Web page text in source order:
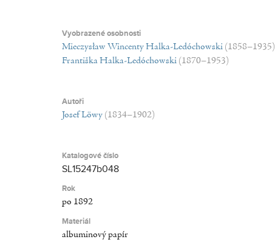
Vyobrazené osobnosti
Mieczysław Wincenty Halka-Ledóchowski (1858–1935)
Františka Halka-Ledóchowski (1870–1953)
Autoři
Josef Löwy (1834–1902)
Katalogové číslo
SL15247b048
Rok
po 1892
Materiál
albuminový papír